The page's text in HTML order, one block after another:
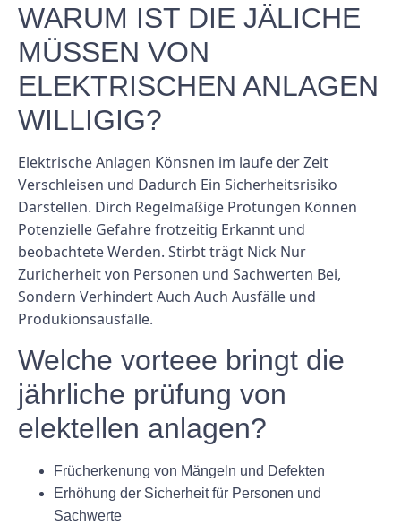
WARUM IST DIE JÄLICHE
MÜSSEN VON
ELEKTRISCHEN ANLAGEN
WILLIGIG?
Elektrische Anlagen Könsnen im laufe der Zeit
Verschleisen und Dadurch Ein Sicherheitsrisiko
Darstellen. Dirch Regelmäßige Protungen Können
Potenzielle Gefahre frotzeitig Erkannt und
beobachtete Werden. Stirbt trägt Nick Nur
Zuricherheit von Personen und Sachwerten Bei,
Sondern Verhindert Auch Auch Ausfälle und
Produkionsausfälle.
Welche vorteee bringt die
jährliche prüfung von
elektellen anlagen?
Frücherkenung von Mängeln und Defekten
Erhöhung der Sicherheit für Personen und
Sachwerte